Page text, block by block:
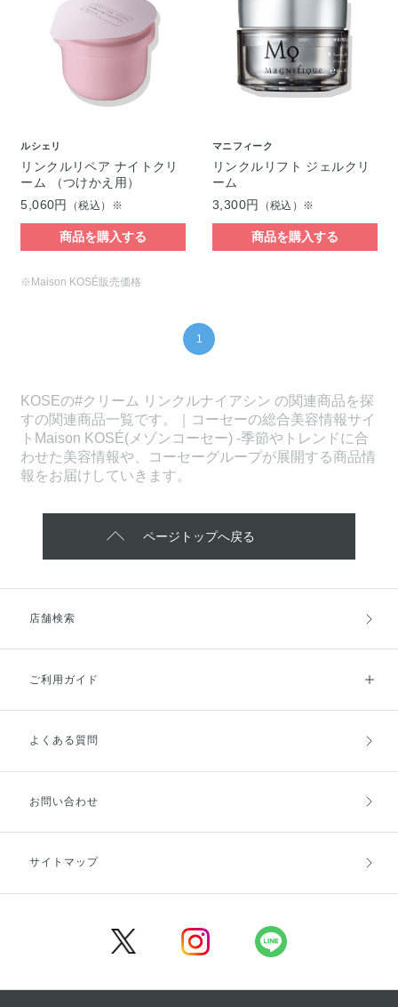
ルシェリ
リンクルリペア ナイトクリ
ーム （つけかえ用）
5,060円
（税込）※
商品を購入する
マニフィーク
リンクルリフト ジェルクリ
ーム
3,300円
（税込）※
商品を購入する
※Maison KOSÉ販売価格
1
KOSEの#クリーム リンクルナイアシン の関連商品を探
すの関連商品一覧です。｜コーセーの総合美容情報サイ
トMaison KOSÉ(メゾンコーセー) -季節やトレンドに合
わせた美容情報や、コーセーグループが展開する商品情
報をお届けしていきます。
ページトップへ戻る
店舗検索
ご利用ガイド
ご利用ガイドトップ
お支払方法
キャンセル・返品・交換
よくある質問
お問い合わせ
サイトマップ